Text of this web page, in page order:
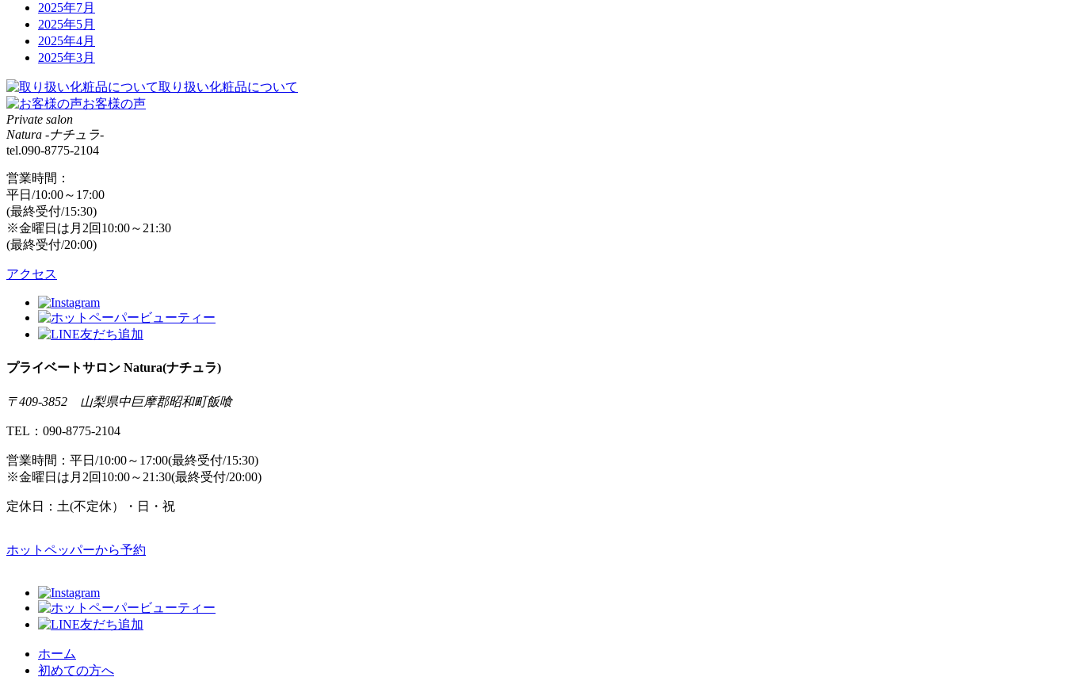
2025年7月
2025年5月
2025年4月
2025年3月
取り扱い化粧品について
お客様の声
Private salon
Natura -ナチュラ-
tel.090-8775-2104
営業時間：
平日/10:00～17:00
(最終受付/15:30)
※金曜日は月2回10:00～21:30
(最終受付/20:00)
アクセス
プライベートサロン Natura(ナチュラ)
〒409-3852 山梨県中巨摩郡昭和町飯喰
TEL：090-8775-2104
営業時間：平日/10:00～17:00(最終受付/15:30)
※金曜日は月2回10:00～21:30(最終受付/20:00)
定休日：土(不定休）・日・祝
ホットペッパーから予約
ホーム
初めての方へ